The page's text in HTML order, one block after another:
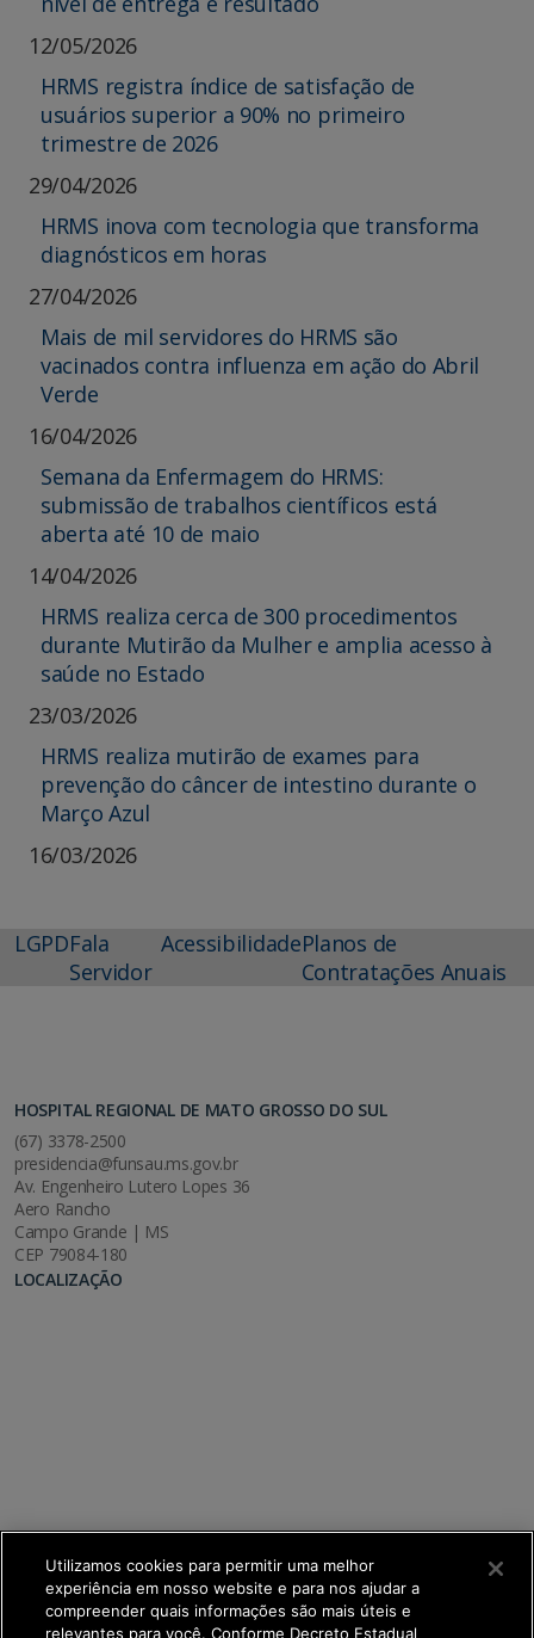
12/05/2026
HRMS registra índice de satisfação de
usuários superior a 90% no primeiro
trimestre de 2026
29/04/2026
HRMS inova com tecnologia que transforma
diagnósticos em horas
27/04/2026
Mais de mil servidores do HRMS são
vacinados contra influenza em ação do Abril
Verde
16/04/2026
Semana da Enfermagem do HRMS:
submissão de trabalhos científicos está
aberta até 10 de maio
14/04/2026
HRMS realiza cerca de 300 procedimentos
durante Mutirão da Mulher e amplia acesso à
saúde no Estado
23/03/2026
HRMS realiza mutirão de exames para
prevenção do câncer de intestino durante o
Março Azul
16/03/2026
LGPDFala
Servidor
AcessibilidadePlanos de
Contratações Anuais
HOSPITAL REGIONAL DE MATO GROSSO DO SUL
(67) 3378-2500
presidencia@funsau.ms.gov.br
Av. Engenheiro Lutero Lopes 36
Aero Rancho
Campo Grande | MS
CEP 79084-180
LOCALIZAÇÃO
Utilizamos cookies para permitir uma melhor
experiência em nosso website e para nos ajudar a
compreender quais informações são mais úteis e
relevantes para você. Conforme Decreto Estadual